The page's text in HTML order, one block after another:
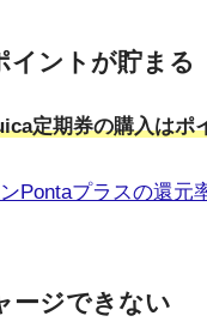
イントが貯まる
定期券の購入はポ
Pontaプラスの還元
ージできない